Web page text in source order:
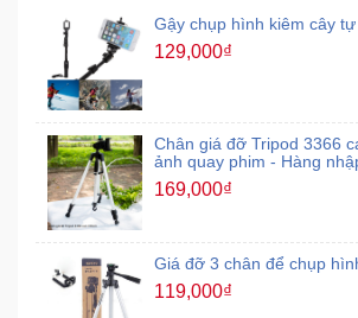
Voucher
Gậy chụp hình kiêm cây
129,000₫
Chân giá đỡ Tripod 3366
ảnh quay phim - Hàng
169,000₫
Giá đỡ 3 chân để chụp
119,000₫